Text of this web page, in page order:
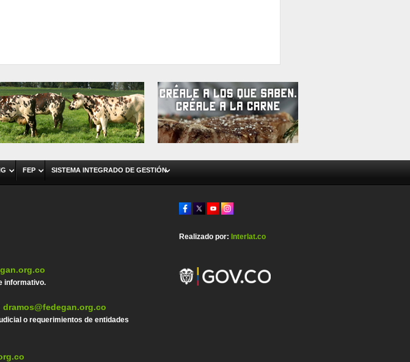
FEP SISTEMA INTEGRADO DE GESTIÓN
informativo.
dramos@fedegan.org.co
o requerimientos de entidades
Realizado por:Interlat.co